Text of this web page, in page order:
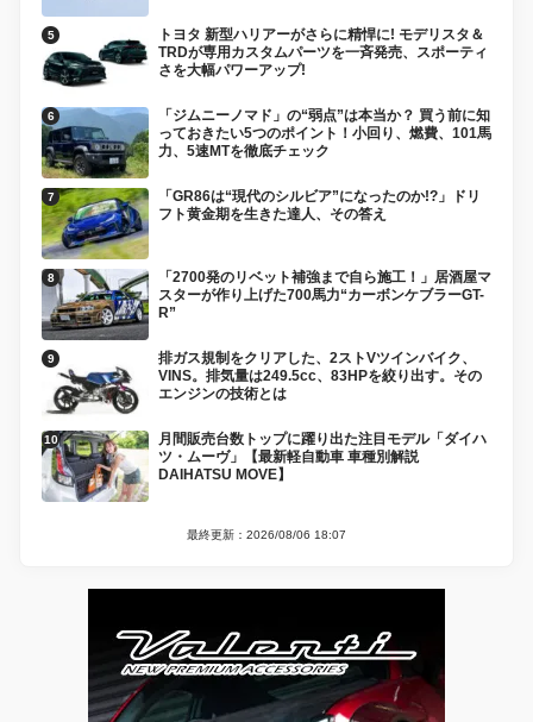
トヨタ 新型ハリアーがさらに精悍に! モデリスタ＆
TRDが専用カスタムパーツを一斉発売、スポーティ
さを大幅パワーアップ!
「ジムニーノマド」の“弱点”は本当か？ 買う前に知
っておきたい5つのポイント！小回り、燃費、101馬
力、5速MTを徹底チェック
「GR86は“現代のシルビア”になったのか!?」ドリ
フト黄金期を生きた達人、その答え
「2700発のリベット補強まで自ら施工！」居酒屋マ
スターが作り上げた700馬力“カーボンケブラーGT-
R”
排ガス規制をクリアした、2ストVツインバイク、
VINS。排気量は249.5cc、83HPを絞り出す。その
エンジンの技術とは
月間販売台数トップに躍り出た注目モデル「ダイハ
ツ・ムーヴ」【最新軽自動車 車種別解説
DAIHATSU MOVE】
最終更新：2026/08/06 18:07